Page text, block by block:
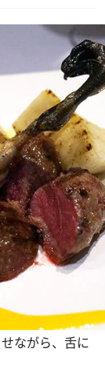
ながら、舌に